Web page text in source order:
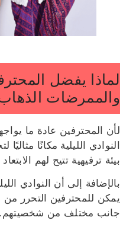
لماذا يفضل
والممرضات الذهاب
لأن المحترفين عادة ما
النوادي الليلية مكانًا
بيئة ترفيهية تتيح لهم
بالإضافة إلى أن النوادي
يمكن للمحترفين التحرر من
جانب مختلف من شخصيتهم.